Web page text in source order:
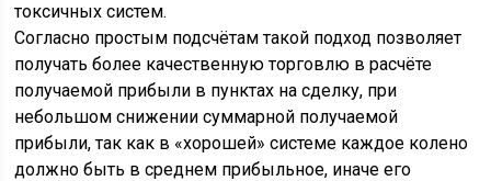
токсичных систем.
Согласно простым подсчётам такой подход позволяет
получать более качественную торговлю в расчёте
получаемой прибыли в пунктах на сделку, при
небольшом снижении суммарной получаемой
прибыли, так как в «хорошей» системе каждое колено
должно быть в среднем прибыльное, иначе его